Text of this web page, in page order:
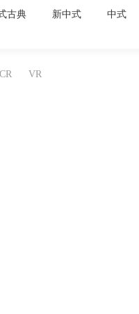
古典 新中式 中式
CR VR